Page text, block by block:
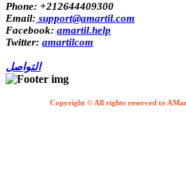
Phone: +212644409300
Email: support@amartil.com
Facebook: amartil.help
Twitter: amartilcom
التواصل
Copyright © All rights reserved to